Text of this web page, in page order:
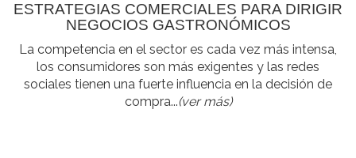
ESTRATEGIAS COMERCIALES PARA DIRIGIR
NEGOCIOS GASTRONÓMICOS
La competencia en el sector es cada vez más intensa,
los consumidores son más exigentes y las redes
sociales tienen una fuerte influencia en la decisión de
compra...(ver más)